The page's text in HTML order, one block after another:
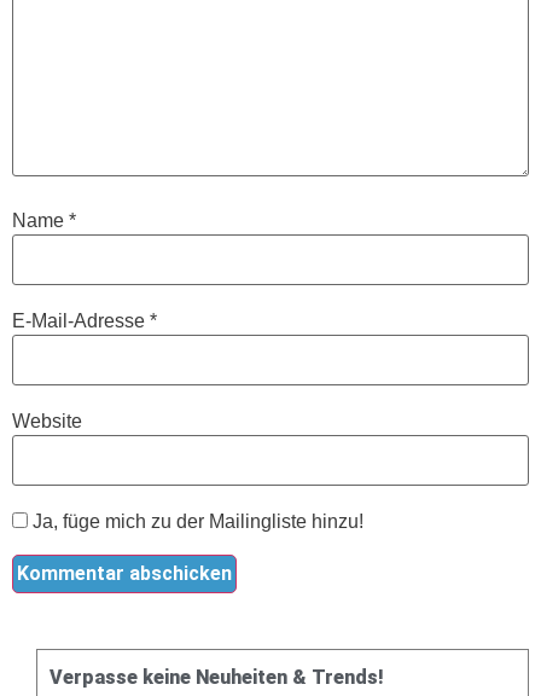
Name *
E-Mail-Adresse *
Website
Ja, füge mich zu der Mailingliste hinzu!
Verpasse keine Neuheiten & Trends!